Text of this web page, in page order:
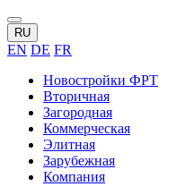
RU
EN DE FR
Новостройки ФРТ
Вторичная
Загородная
Коммерческая
Элитная
Зарубежная
Компания